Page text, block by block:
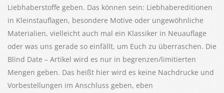
Liebhaberstoffe geben. Das können sein: Liebhabereditionen
in Kleinstauflagen, besondere Motive oder ungewöhnliche
Materialien, vielleicht auch mal ein Klassiker in Neuauflage
oder was uns gerade so einfällt, um Euch zu überraschen. Die
Blind Date – Artikel wird es nur in begrenzen/limitierten
Mengen geben. Das heißt hier wird es keine Nachdrucke und
Vorbestellungen im Anschluss geben, eben